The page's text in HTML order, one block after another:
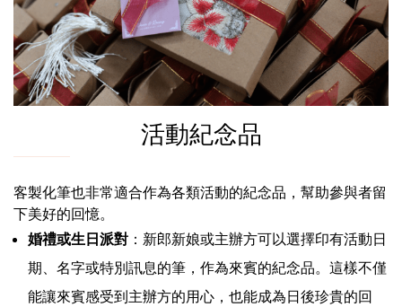
活動紀念品
客製化筆也非常適合作為各類活動的紀念品，幫助參與者留
下美好的回憶。
婚禮或生日派對 ：新郎新娘或主辦方可以選擇印有活動日
期、名字或特別訊息的筆，作為來賓的紀念品。這樣不僅
能讓來賓感受到主辦方的用心，也能成為日後珍貴的回